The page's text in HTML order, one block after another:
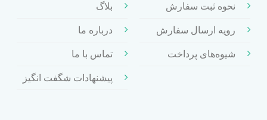
نحوه ثبت سفارش
رویه ارسال سفارش
شیوه‌های پرداخت
بلاگ
درباره ما
تماس با ما
پیشنهادات شگفت انگیز